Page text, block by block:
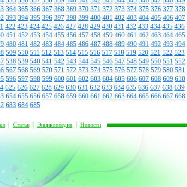
364 365 366 367 368 369 370 371 372 373 374 375 376 377 378
393 394 395 396 397 398 399 400 401 402 403 404 405 406 407
422 423 424 425 426 427 428 429 430 431 432 433 434 435 436
451 452 453 454 455 456 457 458 459 460 461 462 463 464 465
480 481 482 483 484 485 486 487 488 489 490 491 492 493 494
509 510 511 512 513 514 515 516 517 518 519 520 521 522 523
538 539 540 541 542 543 544 545 546 547 548 549 550 551 552
567 568 569 570 571 572 573 574 575 576 577 578 579 580 581
596 597 598 599 600 601 602 603 604 605 606 607 608 609 610
625 626 627 628 629 630 631 632 633 634 635 636 637 638 639
654 655 656 657 658 659 660 661 662 663 664 665 666 667 668
683 684 685
Статьи Энциклопедия Новости